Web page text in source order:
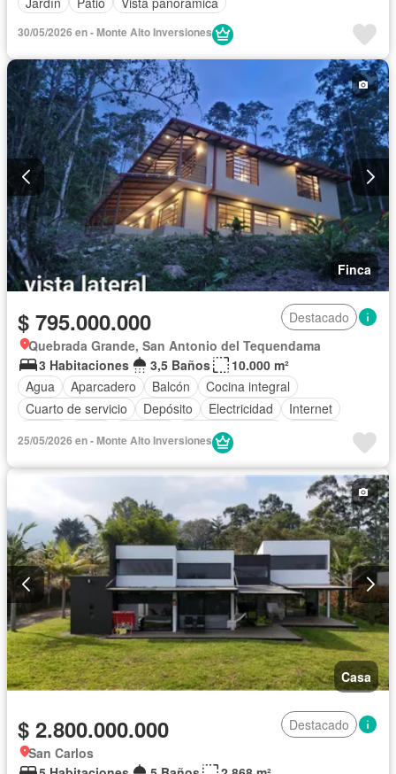
30/05/2026 en - Monte Alto Inversiones
Finca
$ 795.000.000
Destacado
Quebrada Grande, San Antonio del Tequendama
3 Habitaciones
3,5 Baños
10.000 m²
Agua
Aparcadero Balcón
Cocina integral
Cuarto de servicio
Depósito Electricidad
Internet
Tanque de agua
25/05/2026 en - Monte Alto Inversiones
Casa
$ 2.800.000.000
Destacado
San Carlos